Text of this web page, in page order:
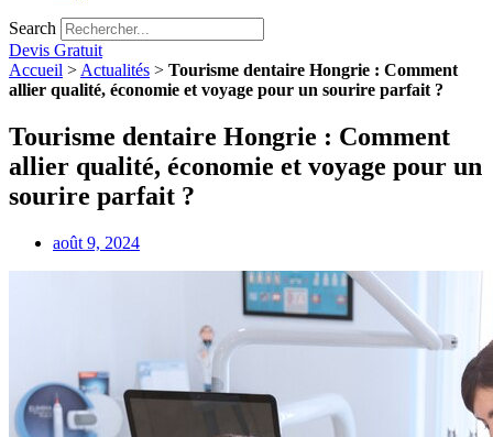
Search
Devis Gratuit
Accueil > Actualités > Tourisme dentaire Hongrie : Comment
allier qualité, économie et voyage pour un sourire parfait ?
Tourisme dentaire Hongrie : Comment
allier qualité, économie et voyage pour un
sourire parfait ?
août 9, 2024